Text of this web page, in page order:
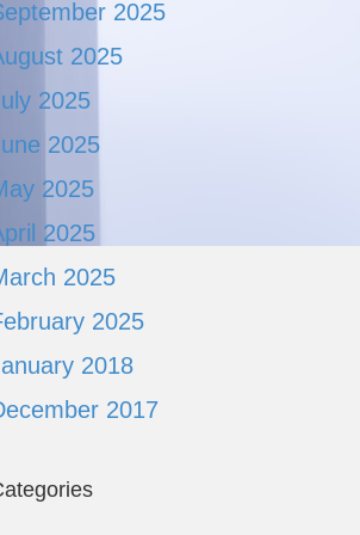
2025
2025
2025
2025
2025
2025
2025
2025
2018
2017